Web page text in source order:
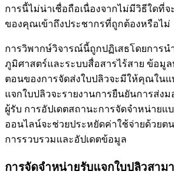
การนี้ไม่น่าเชื่อถือเนื่องจากไม่มีวิธีใดที่จ
ของคุณเข้าถึงประชากรที่ถูกต้องหรือไม่
การวิพากษ์วิจารณ์นี้ถูกปฏิเสธโดยการน
ภูมิศาสตร์และระบบสื่อสารไร้สาย ข้อมู
ตอนของการจัดส่งใบปลิวจะมีให้คุณในแ
แจกใบปลิวจะรายงานการยืนยันการส่ง
ผู้รับ การอัปเดตสถานะการจัดจำหน่ายแ
ออนไลน์จะช่วยประหยัดค่าใช้จ่ายด้วยต
การรวบรวมและอัปเดตข้อมูล
การจัดจำหน่ายรับแจกใบปลิวสาม